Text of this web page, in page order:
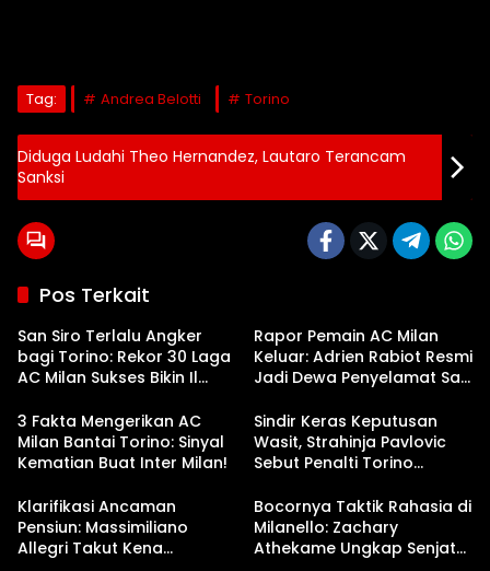
Tag: Andrea Belotti Torino
Diduga Ludahi Theo Hernandez, Lautaro Terancam
Sanksi
Pos Terkait
San Siro Terlalu Angker
bagi Torino: Rekor 30 Laga
AC Milan Sukses Bikin Il
Rapor Pemain AC Milan
Keluar: Adrien Rabiot Resmi
Jadi Dewa Penyelamat San
3 Fakta Mengerikan AC
Milan Bantai Torino: Sinyal
Kematian Buat Inter Milan!
Sindir Keras Keputusan
Wasit, Strahinja Pavlovic
Sebut Penalti Torino
Klarifikasi Ancaman
Pensiun: Massimiliano
Allegri Takut Kena
Bocornya Taktik Rahasia di
Milanello: Zachary
Athekame Ungkap Senjata